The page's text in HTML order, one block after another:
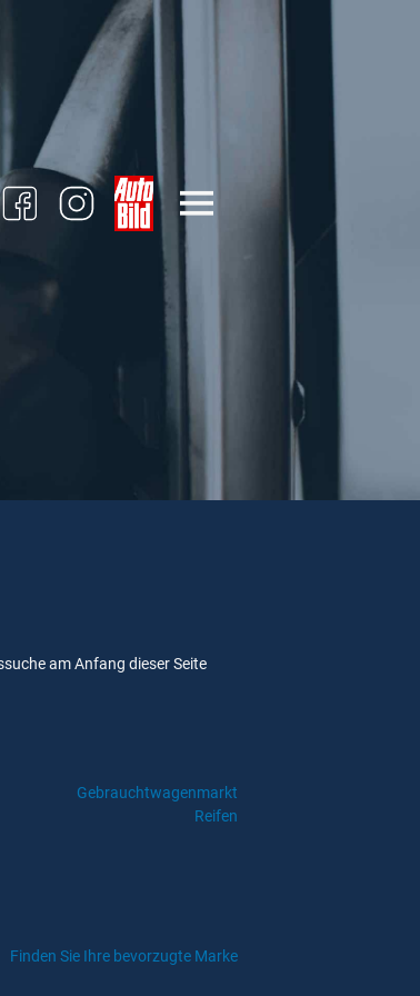
am Anfang dieser Seite
Gebrauchtwagenmarkt
Reifen
Finden Sie Ihre bevorzugte Marke